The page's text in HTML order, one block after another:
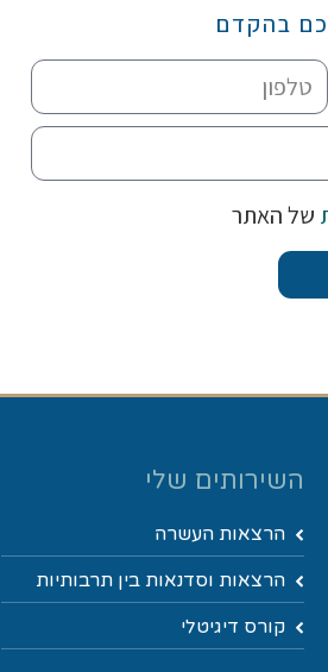
בהקדם
של האתר
השירותים שלי
הרצאות העשרה
הרצאות וסדנאות בין תרבותיות
קורס דיגיטלי